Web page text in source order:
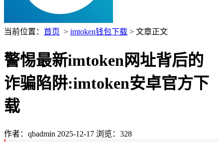
当前位置： 首页 > imtoken钱包下载 > 文章正文
警惕最新imtoken网址背后的
诈骗陷阱:imtoken安卓官方下
载
作者：qbadmin 2025-12-17 浏览：328